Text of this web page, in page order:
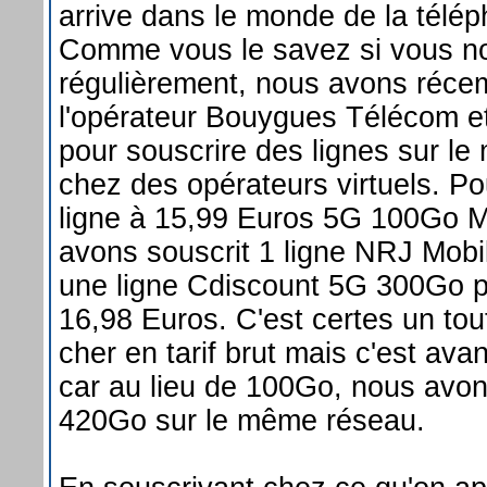
arrive dans le monde de la
Comme vous le savez si vous
régulièrement, nous avons
l'opérateur Bouygues Télécom
pour souscrire des lignes sur le
chez des opérateurs virtuels.
ligne à 15,99 Euros 5G 100Go
avons souscrit 1 ligne NRJ
une ligne Cdiscount 5G 300Go
16,98 Euros. C'est certes un
cher en tarif brut mais c'est
car au lieu de 100Go, nous
420Go sur le même réseau.